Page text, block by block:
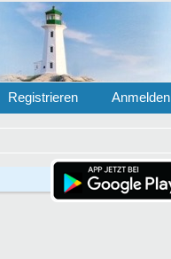
Anmelden
Registrieren